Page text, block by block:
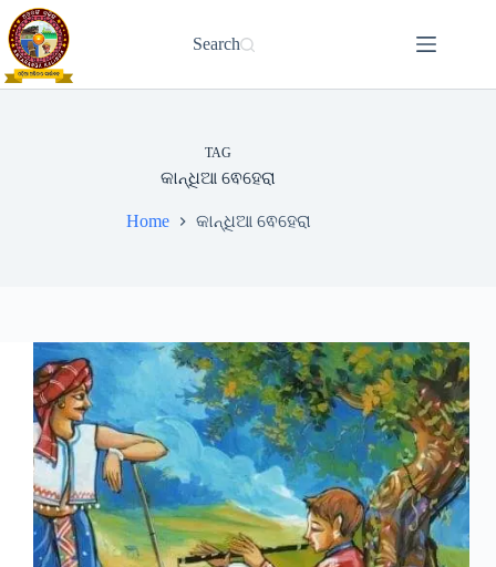
Skip
to
content
Search
TAG
କାନ୍ଧିଆ ଵେହେରା
Home କାନ୍ଧିଆ ଵେହେରା